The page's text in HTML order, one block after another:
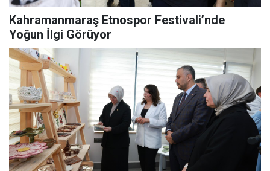
Kahramanmaraş Etnospor Festivali’nde
Yoğun İlgi Görüyor